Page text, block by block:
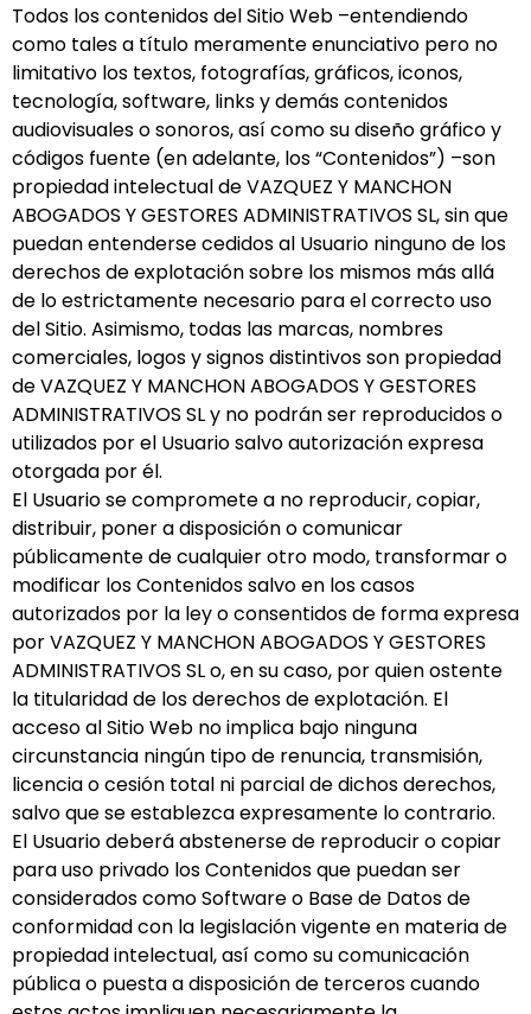
Todos los contenidos del Sitio Web –entendiendo
como tales a título meramente enunciativo pero no
limitativo los textos, fotografías, gráficos, iconos,
tecnología, software, links y demás contenidos
audiovisuales o sonoros, así como su diseño gráfico y
códigos fuente (en adelante, los “Contenidos”) –son
propiedad intelectual de VAZQUEZ Y MANCHON
ABOGADOS Y GESTORES ADMINISTRATIVOS SL, sin que
puedan entenderse cedidos al Usuario ninguno de los
derechos de explotación sobre los mismos más allá
de lo estrictamente necesario para el correcto uso
del Sitio. Asimismo, todas las marcas, nombres
comerciales, logos y signos distintivos son propiedad
de VAZQUEZ Y MANCHON ABOGADOS Y GESTORES
ADMINISTRATIVOS SL y no podrán ser reproducidos o
utilizados por el Usuario salvo autorización expresa
otorgada por él.
El Usuario se compromete a no reproducir, copiar,
distribuir, poner a disposición o comunicar
públicamente de cualquier otro modo, transformar o
modificar los Contenidos salvo en los casos
autorizados por la ley o consentidos de forma expresa
por VAZQUEZ Y MANCHON ABOGADOS Y GESTORES
ADMINISTRATIVOS SL o, en su caso, por quien ostente
la titularidad de los derechos de explotación. El
acceso al Sitio Web no implica bajo ninguna
circunstancia ningún tipo de renuncia, transmisión,
licencia o cesión total ni parcial de dichos derechos,
salvo que se establezca expresamente lo contrario.
El Usuario deberá abstenerse de reproducir o copiar
para uso privado los Contenidos que puedan ser
considerados como Software o Base de Datos de
conformidad con la legislación vigente en materia de
propiedad intelectual, así como su comunicación
pública o puesta a disposición de terceros cuando